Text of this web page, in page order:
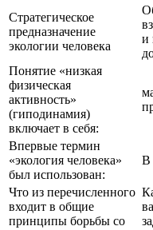
Стратегическое
предназначение
экологии человека
и
Понятие «низкая
физическая
активность»
(гиподинамия)
включает в себя:
Впервые термин
«экология человека»
был использован:
В
Что из перечисленного
входит в общие
принципы борьбы со